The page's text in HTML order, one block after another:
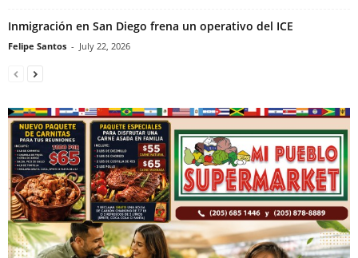
Inmigración en San Diego frena un operativo del ICE
Felipe Santos - July 22, 2026